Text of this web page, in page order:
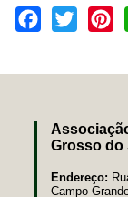
Facebook
Twitter
Grosso do
Endereço:
Campo